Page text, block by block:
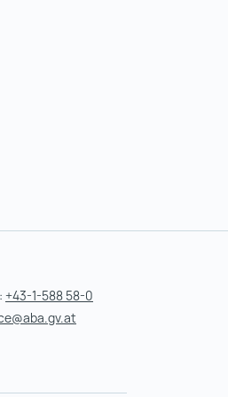
+43-1-588 58-0